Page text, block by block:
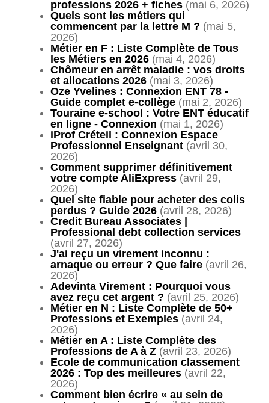
professions 2026 + fiches (mai 6, 2026)
Quels sont les métiers qui
commencent par la lettre M ? (mai 5,
2026)
Métier en F : Liste Complète de Tous
les Métiers en 2026 (mai 4, 2026)
Chômeur en arrêt maladie : vos droits
et allocations 2026 (mai 3, 2026)
Oze Yvelines : Connexion ENT 78 -
Guide complet e-collège (mai 2, 2026)
Touraine e-school : Votre ENT éducatif
en ligne - Connexion (mai 1, 2026)
iProf Créteil : Connexion Espace
Professionnel Enseignant (avril 30,
2026)
Comment supprimer définitivement
votre compte AliExpress (avril 29,
2026)
Quel site fiable pour acheter des colis
perdus ? Guide 2026 (avril 28, 2026)
Credit Bureau Associates |
Professional debt collection services
(avril 27, 2026)
J'ai reçu un virement inconnu :
arnaque ou erreur ? Que faire (avril 26,
2026)
Adevinta Virement : Pourquoi vous
avez reçu cet argent ? (avril 25, 2026)
Métier en N : Liste Complète de 50+
Professions et Exemples (avril 24,
2026)
Métier en A : Liste Complète des
Professions de A à Z (avril 23, 2026)
Ecole de communication classement
2026 : Top des meilleures (avril 22,
2026)
Comment bien écrire « au sein de